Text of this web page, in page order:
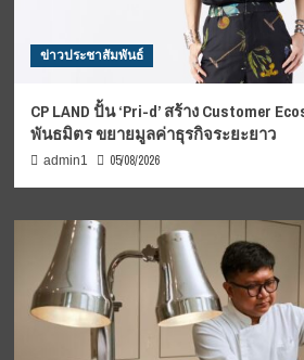
ข่าวประชาสัมพันธ์
CP LAND ปั้น ‘Pri-d’ สร้าง Customer
พันธมิตร ขยายมูลค่าธุรกิจระยะยาว
admin1 05/08/2026